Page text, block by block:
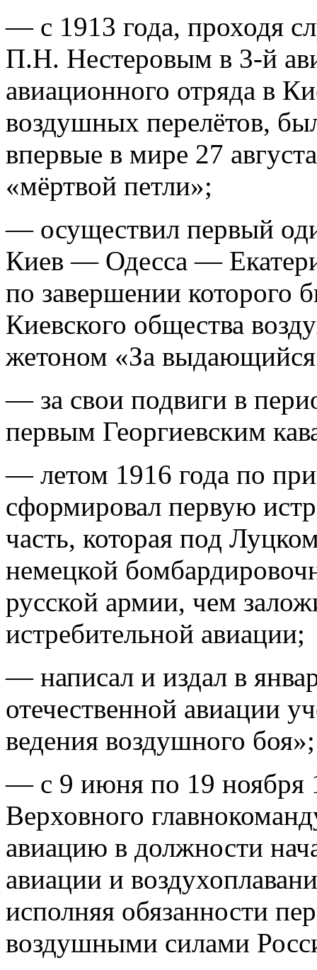
— с 1913 года, проходя
П.Н. Нестеровым в 3-й
авиационного отряда в
воздушных перелётов,
впервые в мире 27
«мёртвой петли»;
— осуществил первый
Киев — Одесса —
по завершении которого
Киевского общества
жетоном «За выдающийся
— за свои подвиги в
первым Георгиевским
— летом 1916 года по
сформировал первую
часть, которая под
немецкой
русской армии, чем
истребительной авиации;
— написал и издал в
отечественной авиации
ведения воздушного боя»;
— с 9 июня по 19 ноября
Верховного
авиацию в должности
авиации и
исполняя обязанности
воздушными силами